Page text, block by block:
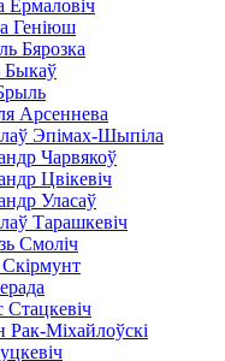
Ермаловіч
Геніюш
Бярозка
Быкаў
Арсеннева
Эпімах-Шыпіла
Чарвякоў
Цвікевіч
Уласаў
Тарашкевіч
Смоліч
Стацкевіч
Міхайлоўскі